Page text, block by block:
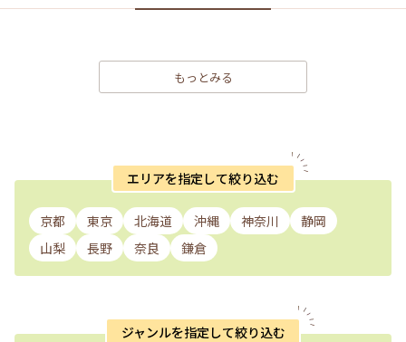
もっとみる
エリアを指定して絞り込む
京都 東京 北海道 沖縄 神奈川
静岡
山梨
長野 奈良 鎌倉
ジャンルを指定して絞り込む